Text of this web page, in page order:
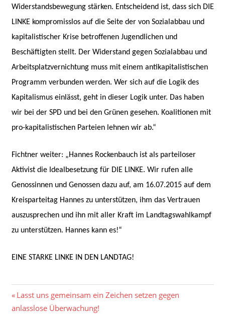
Widerstandsbewegung stärken. Entscheidend ist, dass sich DIE
LINKE kompromisslos auf die Seite der von Sozialabbau und
kapitalistischer Krise betroffenen Jugendlichen und
Beschäftigten stellt. Der Widerstand gegen Sozialabbau und
Arbeitsplatzvernichtung muss mit einem antikapitalistischen
Programm verbunden werden. Wer sich auf die Logik des
Kapitalismus einlässt, geht in dieser Logik unter. Das haben
wir bei der SPD und bei den Grünen gesehen. Koalitionen mit
pro-kapitalistischen Parteien lehnen wir ab.“
Fichtner weiter: „Hannes Rockenbauch ist als parteiloser
Aktivist die Idealbesetzung für DIE LINKE. Wir rufen alle
Genossinnen und Genossen dazu auf, am 16.07.2015 auf dem
Kreisparteitag Hannes zu unterstützen, ihm das Vertrauen
auszusprechen und ihn mit aller Kraft im Landtagswahlkampf
zu unterstützen. Hannes kann es!“
EINE STARKE LINKE IN DEN LANDTAG!
Beitragsnavigation
Vorheriger
Beitrag:
Lasst uns gemeinsam ein Zeichen setzen gegen
anlasslose Überwachung!